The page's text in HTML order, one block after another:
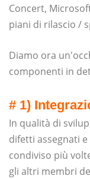
Concert,
piani di rilascio /
Diamo ora
componenti in
# 1)
In qualità di
difetti assegnati
condiviso più
gli altri membri